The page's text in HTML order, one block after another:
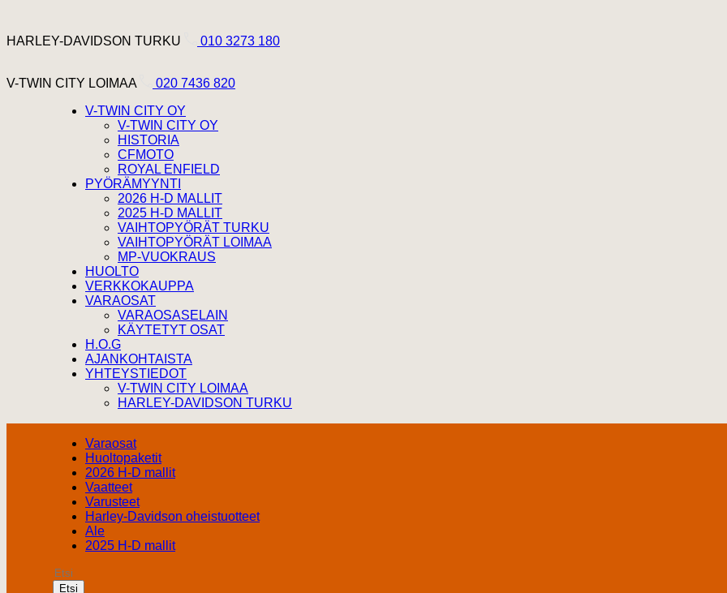
HARLEY-DAVIDSON TURKU
010 3273 180
V-TWIN CITY LOIMAA
020 7436 820
V-TWIN CITY OY
V-TWIN CITY OY
HISTORIA
CFMOTO
ROYAL ENFIELD
PYÖRÄMYYNTI
2026 H-D MALLIT
2025 H-D MALLIT
VAIHTOPYÖRÄT TURKU
VAIHTOPYÖRÄT LOIMAA
MP-VUOKRAUS
HUOLTO
VERKKOKAUPPA
VARAOSAT
VARAOSASELAIN
KÄYTETYT OSAT
H.O.G
AJANKOHTAISTA
YHTEYSTIEDOT
V-TWIN CITY LOIMAA
HARLEY-DAVIDSON TURKU
Varaosat
Huoltopaketit
2026 H-D mallit
Vaatteet
Varusteet
Harley-Davidson oheistuotteet
Ale
2025 H-D mallit
Etsi